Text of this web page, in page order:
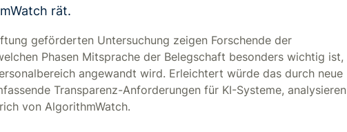
rät.
geförderten Untersuchung zeigen Forschende der
Phasen Mitsprache der Belegschaft besonders wichtig ist,
angewandt wird. Erleichtert würde das durch neue
Transparenz-Anforderungen für KI-Systeme, analysieren
von AlgorithmWatch.